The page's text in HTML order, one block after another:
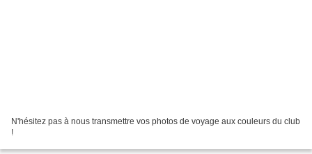
N'hésitez pas à nous transmettre vos photos de voyage aux couleurs du club
!